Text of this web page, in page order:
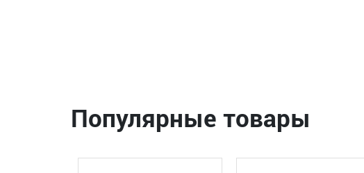
Популярные товары